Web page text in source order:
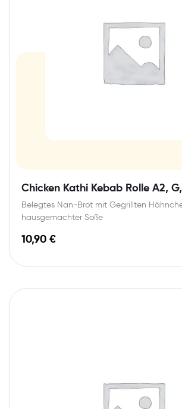
Chicken Kathi Kebab Rolle A2,
Belegtes Nan-Brot mit Gegrillten
hausgemachter Soße
10,90 €